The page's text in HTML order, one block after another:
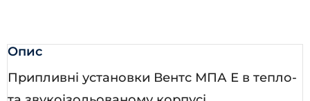
Опис
Припливні установки Вентс МПА Е в тепло-